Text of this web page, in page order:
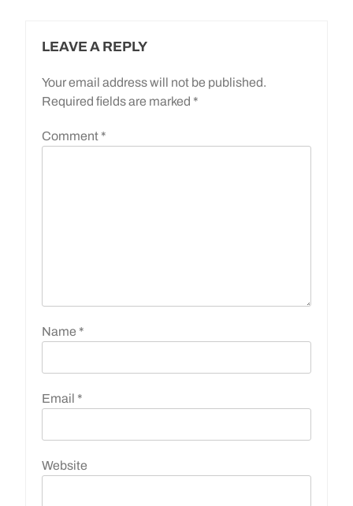
LEAVE A REPLY
Your email address will not be published.
Required fields are marked *
Comment *
Name *
Email *
Website